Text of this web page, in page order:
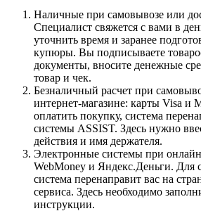
Наличные при самовывозе или
Специалист свяжется с вами в
уточнить время и заранее
купюры. Вы подписываете
документы, вносите денежные
товар и чек.
Безналичный расчет при
интернет-магазине: карты Visa и
оплатить покупку, система
системы ASSIST. Здесь нужно
действия и имя держателя.
Электронные системы при
WebMoney и Яндекс.Деньги. Для
система перенаправит вас на
сервиса. Здесь необходимо
инструкции.